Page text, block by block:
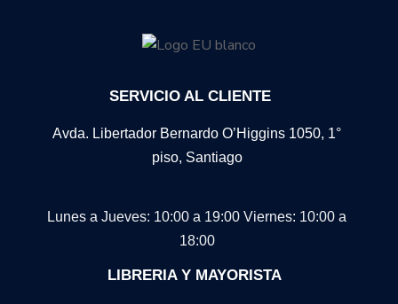
SERVICIO AL CLIENTE
Avda. Libertador Bernardo O’Higgins 1050, 1°
piso, Santiago
Lunes a Jueves: 10:00 a 19:00 Viernes: 10:00 a
18:00
LIBRERIA Y MAYORISTA